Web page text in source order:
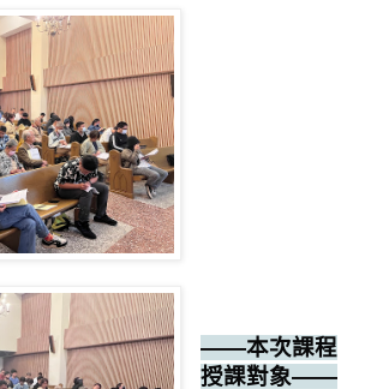
——本次課程
授課對象——